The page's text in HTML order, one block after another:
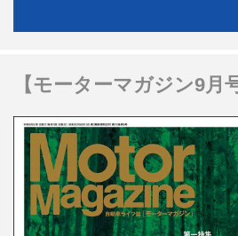
【モーターマガジン9月